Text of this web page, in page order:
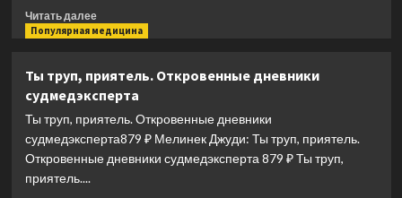
Читать далееПрочитать
больше
кишечник.
Как
самый
могущественный
орган
управляет
Популярная медицина
Ты труп, приятель. Откровенные дневники
судмедэксперта
Ты труп, приятель. Откровенные дневники
судмедэксперта879 ₽ Мелинек Джуди: Ты труп, приятель.
Откровенные дневники судмедэксперта 879 ₽ Ты труп,
приятель....